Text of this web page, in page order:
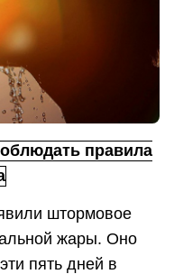
правила
штормовое
жары. Оно
пять дней в